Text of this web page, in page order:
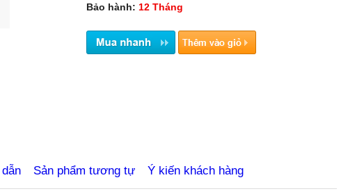
Bảo hành: 12 Tháng
Sản phẩm tương tự Ý kiến khách hàng